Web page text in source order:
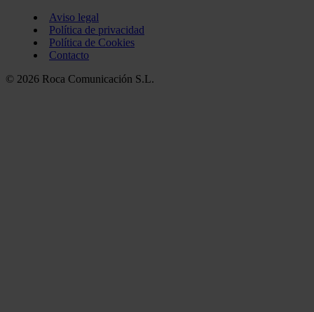
Aviso legal
Política de privacidad
Política de Cookies
Contacto
© 2026 Roca Comunicación S.L.